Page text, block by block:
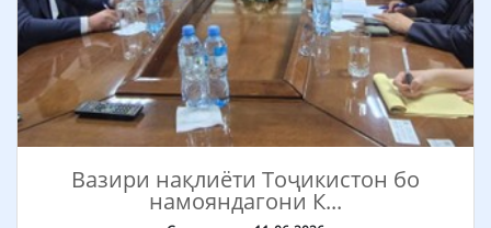
Вазири нақлиёти Тоҷикистон бо
намояндагони К...